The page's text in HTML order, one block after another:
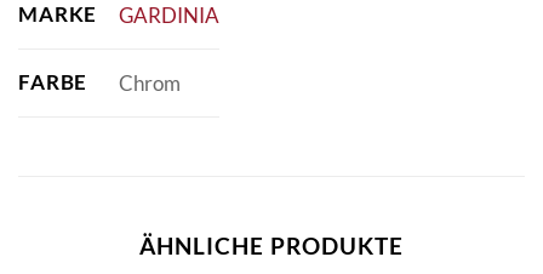
MARKE GARDINIA
FARBE Chrom
ÄHNLICHE PRODUKTE